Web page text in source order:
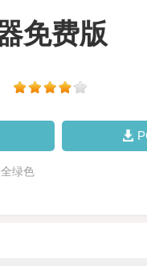
免费版
绿色